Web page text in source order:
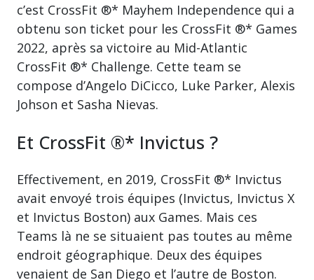
c’est CrossFit ®* Mayhem Independence qui a
obtenu son ticket pour les CrossFit ®* Games
2022, après sa victoire au Mid-Atlantic
CrossFit ®* Challenge. Cette team se
compose d’Angelo DiCicco, Luke Parker, Alexis
Johson et Sasha Nievas.
Et CrossFit ®* Invictus ?
Effectivement, en 2019, CrossFit ®* Invictus
avait envoyé trois équipes (Invictus, Invictus X
et Invictus Boston) aux Games. Mais ces
Teams là ne se situaient pas toutes au même
endroit géographique. Deux des équipes
venaient de San Diego et l’autre de Boston.